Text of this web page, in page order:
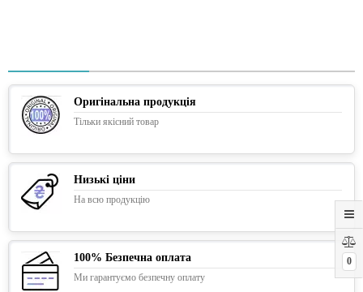
0
Оригінальна продукція
Тільки якісний товар
Низькі ціни
На всю продукцію
100% Безпечна оплата
Ми гарантуємо безпечну оплату